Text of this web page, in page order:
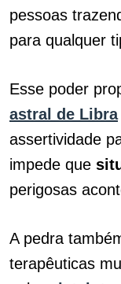
pessoas
para qualquer
Esse poder
astral de Libra
assertividade
impede que
perigosas
A pedra
terapêuticas